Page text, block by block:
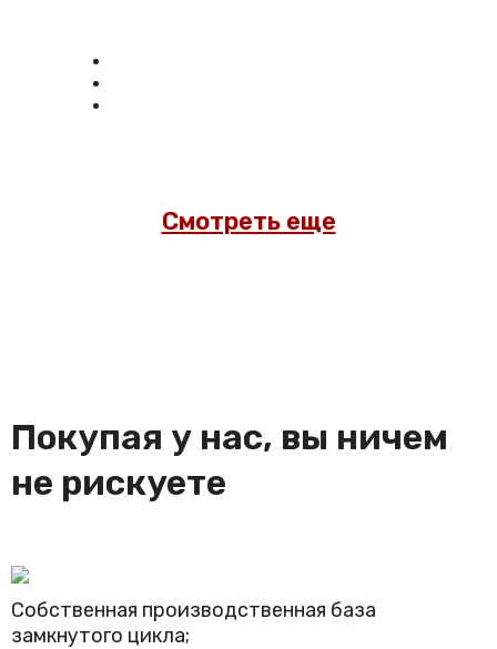
Смотреть еще
Покупая у нас, вы ничем
не рискуете
Собственная производственная база
замкнутого цикла;